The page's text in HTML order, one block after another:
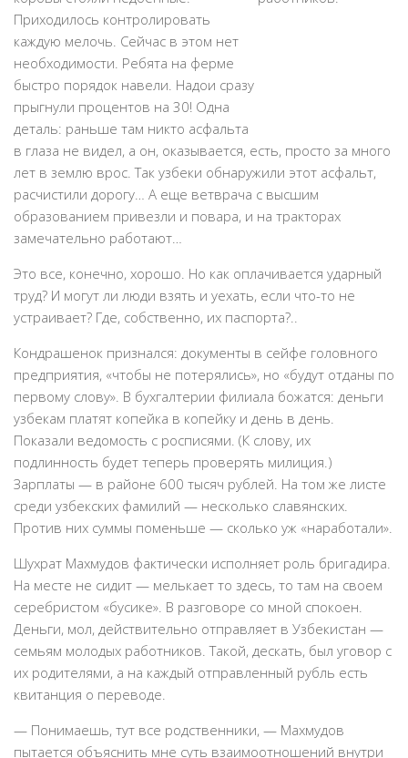
Приходилось контролировать
каждую мелочь. Сейчас в этом нет
необходимости. Ребята на ферме
быстро порядок навели. Надои сразу
прыгнули процентов на 30! Одна
деталь: раньше там никто асфальта
в глаза не видел, а он, оказывается, есть, просто за много
лет в землю врос. Так узбеки обнаружили этот асфальт,
расчистили дорогу… А еще ветврача с высшим
образованием привезли и повара, и на тракторах
замечательно работают…
Это все, конечно, хорошо. Но как оплачивается ударный
труд? И могут ли люди взять и уехать, если что-то не
устраивает? Где, собственно, их паспорта?..
Кондрашенок признался: документы в сейфе головного
предприятия, «чтобы не потерялись», но «будут отданы по
первому слову». В бухгалтерии филиала божатся: деньги
узбекам платят копейка в копейку и день в день.
Показали ведомость с росписями. (К слову, их
подлинность будет теперь проверять милиция.)
Зарплаты — в районе 600 тысяч рублей. На том же листе
среди узбекских фамилий — несколько славянских.
Против них суммы поменьше — сколько уж «наработали».
Шухрат Махмудов фактически исполняет роль бригадира.
На месте не сидит — мелькает то здесь, то там на своем
серебристом «бусике». В разговоре со мной спокоен.
Деньги, мол, действительно отправляет в Узбекистан —
семьям молодых работников. Такой, дескать, был уговор с
их родителями, а на каждый отправленный рубль есть
квитанция о переводе.
— Понимаешь, тут все родственники, — Махмудов
пытается объяснить мне суть взаимоотношений внутри